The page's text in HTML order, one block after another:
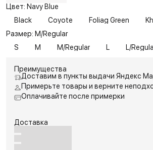
Цвет: Navy Blue
Black
Coyote Foliag Green
Размер: M/Regular
S
M M/Regular L L/
Преимущества
Доставим в пункты выдачи Яндекс
Примерьте товары и верните
Оплачивайте после примерки
Доставка